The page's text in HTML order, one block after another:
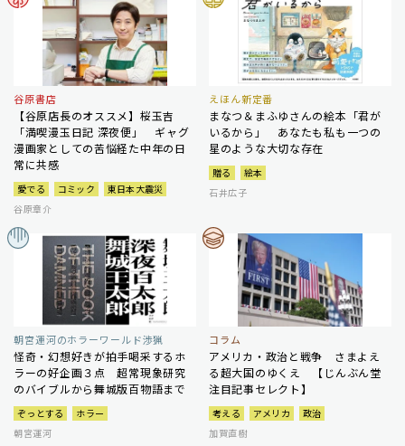
谷原書店
【谷原店長のオススメ】桜玉吉
「満喫漫玉日記 深夜便」 ギャグ
漫画家としての苦悩経た中年の日
常に共感
愛でる コミック
東日本大震災
谷原章介
えほん新定番
まなつ＆まふゆさんの絵本「君が
いるから」 あなたも私も一つの
星のような大切な存在
贈る
絵本
石井広子
朝宮運河のホラーワールド渉猟
怪奇・幻想好きが拍手喝采するホ
ラーの好企画３点 超常現象研究
のバイブルから舞城版百物語まで
ぞっとする
ホラー
朝宮運河
コラム
アメリカ・政治と戦争 さまよえ
る超大国のゆくえ 【じんぶん堂
注目記事セレクト】
考える アメリカ
政治
加賀直樹